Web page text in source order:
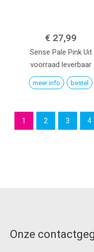
€ 27,99
Sense Pale Pink Uit
voorraad leverbaar
meer info bestel
1 2 3 4
Onze